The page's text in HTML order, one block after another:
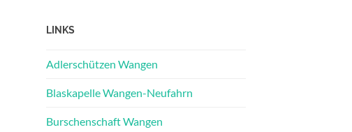
LINKS
Adlerschützen Wangen
Blaskapelle Wangen-Neufahrn
Burschenschaft Wangen